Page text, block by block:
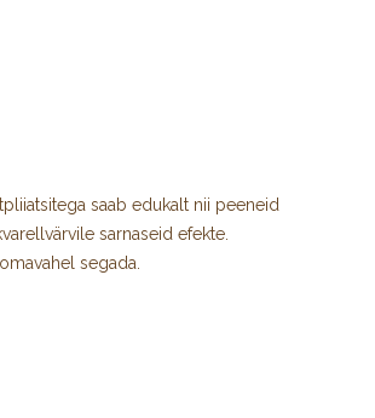
saab edukalt nii peeneid
sarnaseid efekte.
segada.